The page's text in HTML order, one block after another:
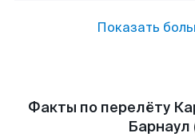
Показать
Факты по перелёту
Барнаул